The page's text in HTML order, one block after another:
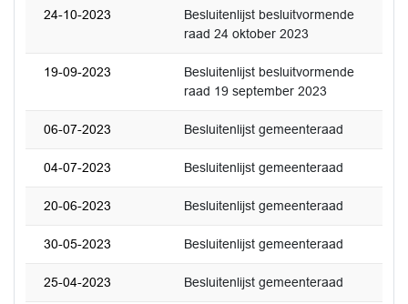
24-10-2023
Besluitenlijst besluitvormende
raad 24 oktober 2023
19-09-2023
Besluitenlijst besluitvormende
raad 19 september 2023
06-07-2023 Besluitenlijst gemeenteraad
04-07-2023 Besluitenlijst gemeenteraad
20-06-2023 Besluitenlijst gemeenteraad
30-05-2023 Besluitenlijst gemeenteraad
25-04-2023 Besluitenlijst gemeenteraad